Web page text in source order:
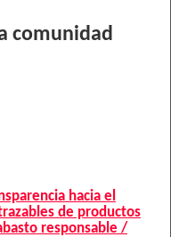
comunidad
hacia el
de productos
responsable /